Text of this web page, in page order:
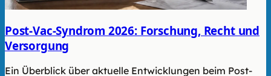
Post-Vac-Syndrom 2026: Forschung, Recht und
Versorgung
Ein Überblick über aktuelle Entwicklungen beim Post-